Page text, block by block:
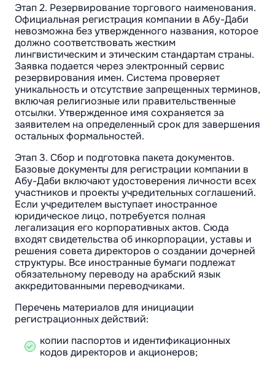
Этап 2. Резервирование торгового наименования.
Официальная регистрация компании в Абу-Даби
невозможна без утвержденного названия, которое
должно соответствовать жестким
лингвистическим и этическим стандартам страны.
Заявка подается через электронный сервис
резервирования имен. Система проверяет
уникальность и отсутствие запрещенных терминов,
включая религиозные или правительственные
отсылки. Утвержденное имя сохраняется за
заявителем на определенный срок для завершения
остальных формальностей.
Этап 3. Сбор и подготовка пакета документов.
Базовые документы для регистрации компании в
Абу-Даби включают удостоверения личности всех
участников и проекты учредительных соглашений.
Если учредителем выступает иностранное
юридическое лицо, потребуется полная
легализация его корпоративных актов. Сюда
входят свидетельства об инкорпорации, уставы и
решения совета директоров о создании дочерней
структуры. Все иностранные бумаги подлежат
обязательному переводу на арабский язык
аккредитованными переводчиками.
Перечень материалов для инициации
регистрационных действий:
копии паспортов и идентификационных
кодов директоров и акционеров;